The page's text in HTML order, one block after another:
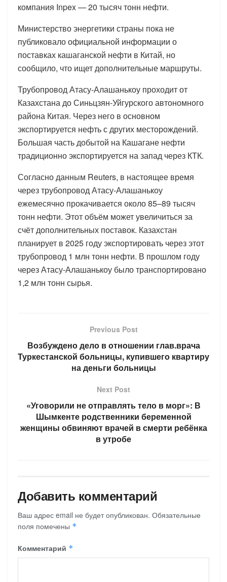
компания Inpex — 20 тысяч тонн нефти.
Министерство энергетики страны пока не
публиковало официальной информации о
поставках кашаганской нефти в Китай, но
сообщило, что ищет дополнительные маршруты.
Трубопровод Атасу-Алашанькоу проходит от
Казахстана до Синьцзян-Уйгурского автономного
района Китая. Через него в основном
экспортируется нефть с других месторождений.
Большая часть добытой на Кашагане нефти
традиционно экспортируется на запад через КТК.
Согласно данным Reuters, в настоящее время
через трубопровод Атасу-Алашанькоу
ежемесячно прокачивается около 85–89 тысяч
тонн нефти. Этот объём может увеличиться за
счёт дополнительных поставок. Казахстан
планирует в 2025 году экспортировать через этот
трубопровод 1 млн тонн нефти. В прошлом году
через Атасу-Алашанькоу было транспортировано
1,2 млн тонн сырья.
Previous Post
Возбуждено дело в отношении глав.врача
Туркестанской больницы, купившего квартиру
на деньги больницы
Next Post
«Уговорили не отправлять тело в морг»: В
Шымкенте родственники беременной
женщины обвиняют врачей в смерти ребёнка
в утробе
Добавить комментарий
Ваш адрес email не будет опубликован. Обязательные
поля помечены *
Комментарий *